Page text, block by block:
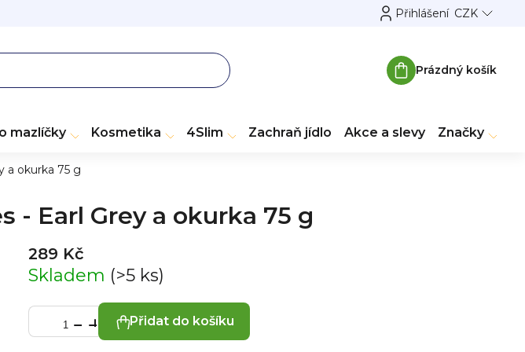
CZK
Přihlášení
Nákupní
Prázdný košík
mazlíčky Kosmetika 4Slim Zachraň jídlo Akce a slevy Značky
a okurka 75 g
- Earl Grey a okurka 75 g
289 Kč
Skladem (>5 ks)
Přidat do košíku